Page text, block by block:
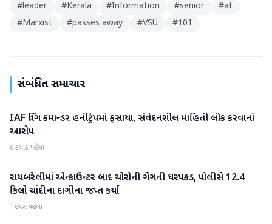
#leader #Kerala #Information #senior #at
#Marxist #passes away #VSU #101
સંબંધિત સમાચાર
રાષ્ટ્રીય
IAF વિંગ કમાન્ડર હનીટ્રેપમાં ફસાયા, સંવેદનશીલ માહિતી લીક કરવાનો
આરોપ
6 કલાક પહેલા
રાષ્ટ્રીય
રાયબરેલીમાં એન્કાઉન્ટર બાદ ચોરોની ગેંગની ધરપકડ, પોલીસે 12.4
કિલો ચાંદીના દાગીના જપ્ત કર્યા
1 દિવસ પહેલા